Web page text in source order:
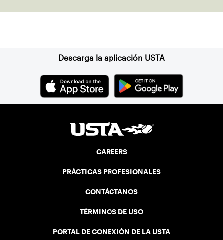
Descarga la aplicación USTA
CAREERS
PRÁCTICAS PROFESIONALES
CONTÁCTANOS
TÉRMINOS DE USO
PORTAL DE CONEXIÓN DE LA USTA